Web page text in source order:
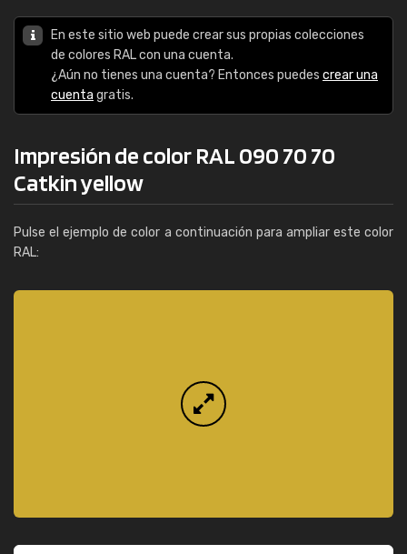
En este sitio web puede crear sus propias colecciones
de colores RAL con una cuenta.
¿Aún no tienes una cuenta? Entonces puedes crear una
cuenta gratis.
Impresión de color RAL 090 70 70
Catkin yellow
Pulse el ejemplo de color a continuación para ampliar este color
RAL: